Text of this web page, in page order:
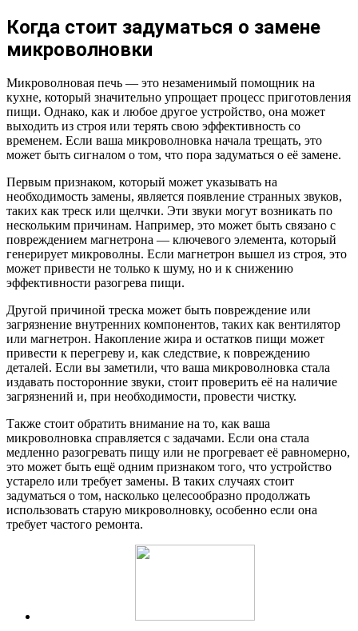
Когда стоит задуматься о замене
микроволновки
Микроволновая печь — это незаменимый помощник на
кухне, который значительно упрощает процесс приготовления
пищи. Однако, как и любое другое устройство, она может
выходить из строя или терять свою эффективность со
временем. Если ваша микроволновка начала трещать, это
может быть сигналом о том, что пора задуматься о её замене.
Первым признаком, который может указывать на
необходимость замены, является появление странных звуков,
таких как треск или щелчки. Эти звуки могут возникать по
нескольким причинам. Например, это может быть связано с
повреждением магнетрона — ключевого элемента, который
генерирует микроволны. Если магнетрон вышел из строя, это
может привести не только к шуму, но и к снижению
эффективности разогрева пищи.
Другой причиной треска может быть повреждение или
загрязнение внутренних компонентов, таких как вентилятор
или магнетрон. Накопление жира и остатков пищи может
привести к перегреву и, как следствие, к повреждению
деталей. Если вы заметили, что ваша микроволновка стала
издавать посторонние звуки, стоит проверить её на наличие
загрязнений и, при необходимости, провести чистку.
Также стоит обратить внимание на то, как ваша
микроволновка справляется с задачами. Если она стала
медленно разогревать пищу или не прогревает её равномерно,
это может быть ещё одним признаком того, что устройство
устарело или требует замены. В таких случаях стоит
задуматься о том, насколько целесообразно продолжать
использовать старую микроволновку, особенно если она
требует частого ремонта.